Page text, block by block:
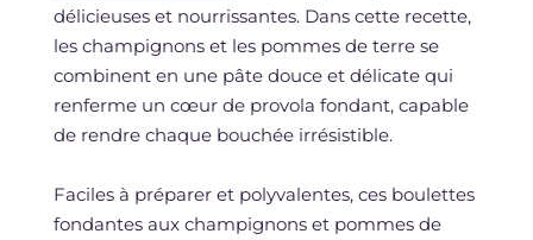
délicieuses et nourrissantes. Dans cette recette,
les champignons et les pommes de terre se
combinent en une pâte douce et délicate qui
renferme un cœur de provola fondant, capable
de rendre chaque bouchée irrésistible.
Faciles à préparer et polyvalentes, ces boulettes
fondantes aux champignons et pommes de